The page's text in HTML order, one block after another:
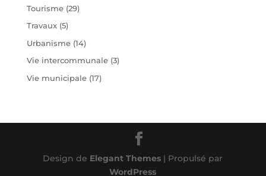
Tourisme(29)
Travaux(5)
Urbanisme(14)
Vie intercommunale(3)
Vie municipale(17)
Design de Elegant Themes | Propulsé par
WordPress